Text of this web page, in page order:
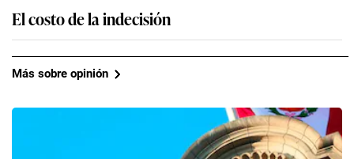
El costo de la indecisión
Más sobre opinión